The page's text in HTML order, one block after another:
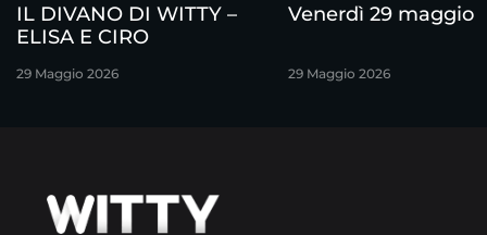
IL DIVANO DI WITTY –
ELISA E CIRO
29 Maggio 2026
Venerdì 29 maggio
29 Maggio 2026